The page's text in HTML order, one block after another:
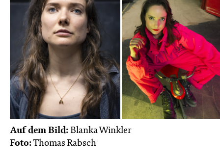
Auf dem Bild: Blanka Winkler
Foto:Thomas Rabsch